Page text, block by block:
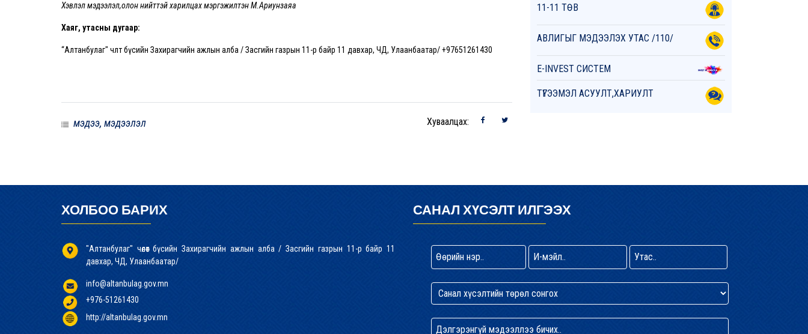
11-11 ТӨВ
АВЛИГЫГ МЭДЭЭЛЭХ УТАС /110/
E-INVEST СИСТЕМ
ТҮГЭЭМЭЛ АСУУЛТ,ХАРИУЛТ
Хэвлэл мэдээлэл,олон нийттэй харилцах мэргэжилтэн М.Ариунзаяа
Хаяг, утасны дугаар:
“Алтанбулаг" чөлөөт бүсийн Захирагчийн ажлын алба / Засгийн газрын 11-р байр 11 давхар, ЧД, Улаанбаатар/ +97651261430
мэдээ, мэдээлэл Хуваалцах:
ХОЛБОО БАРИХ
"Алтанбулаг" чөлөөт бүсийн Захирагчийн ажлын алба / Засгийн газрын 11-р байр 11
давхар, ЧД, Улаанбаатар/
info@altanbulag.gov.mn
+976-51261430
http://altanbulag.gov.mn
САНАЛ ХҮСЭЛТ ИЛГЭЭХ